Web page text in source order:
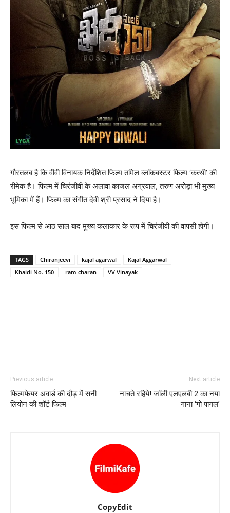
गौरतलब है कि वीवी विनायक निर्देशित फिल्म तमिल ब्लॉकबस्टर फिल्म ‘कत्थी’ की
रीमेक है। फिल्म में चिरंजीवी के अलावा काजल अग्रवाल, तरुण अरोड़ा भी मुख्य
भूमिका में हैं। फिल्म का संगीत देवी श्री प्रसाद ने दिया है।
इस फिल्म से आठ साल बाद मुख्य कलाकार के रूप में चिरंजीवी की वापसी होगी।
TAGS Chiranjeevi kajal agarwal
Kajal Aggarwal
Khaidi No. 150
ram charan VV Vinayak
Previous article
फिल्‍मफेयर अवार्ड की दौड़ में सनी
लियोन की शॉर्ट फिल्‍म
Next article
नाचते रहिये! जॉली एलएलबी 2 का नया
गाना ‘गो पागल’
CopyEdit